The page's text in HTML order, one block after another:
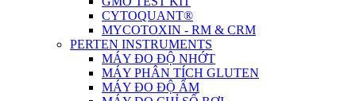
CYTOQUANT®
MYCOTOXIN - RM & CRM
PERTEN INSTRUMENTS
MÁY ĐO ĐỘ NHỚT
MÁY PHÂN TÍCH GLUTEN
MÁY ĐO ĐỘ ẨM